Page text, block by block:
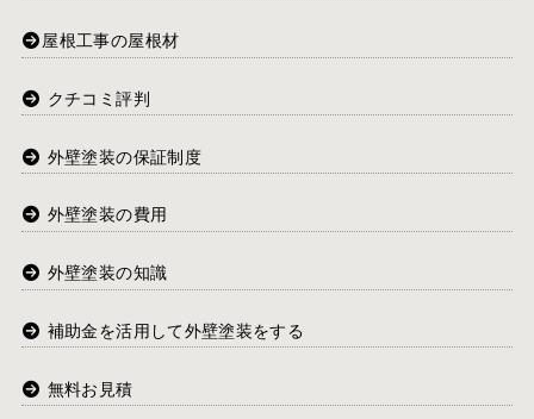
屋根工事の屋根材
クチコミ評判
外壁塗装の保証制度
外壁塗装の費用
外壁塗装の知識
補助金を活用して外壁塗装をする
無料お見積